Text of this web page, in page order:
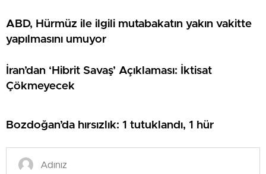
ABD, Hürmüz ile ilgili mutabakatın yakın vakitte
yapılmasını umuyor
İran’dan ‘Hibrit Savaş’ Açıklaması: İktisat
Çökmeyecek
Bozdoğan’da hırsızlık: 1 tutuklandı, 1 hür